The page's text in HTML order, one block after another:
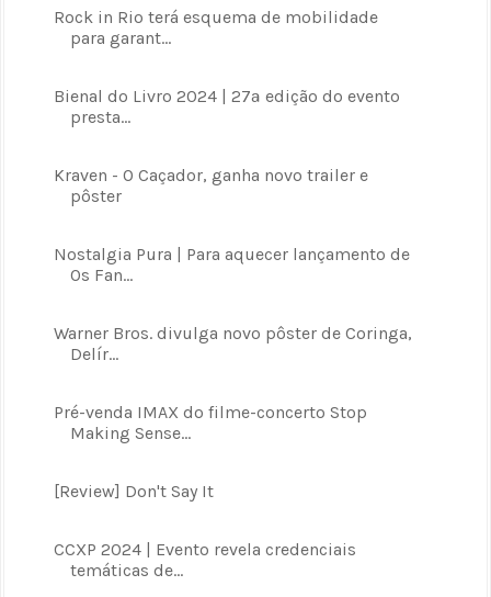
Rock in Rio terá esquema de mobilidade
para garant...
Bienal do Livro 2024 | 27ª edição do evento
presta...
Kraven - O Caçador, ganha novo trailer e
pôster
Nostalgia Pura | Para aquecer lançamento de
Os Fan...
Warner Bros. divulga novo pôster de Coringa,
Delír...
Pré-venda IMAX do filme-concerto Stop
Making Sense...
[Review] Don't Say It
CCXP 2024 | Evento revela credenciais
temáticas de...